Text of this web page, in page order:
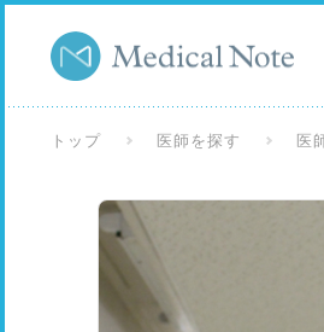
トップ 医師を探す 医